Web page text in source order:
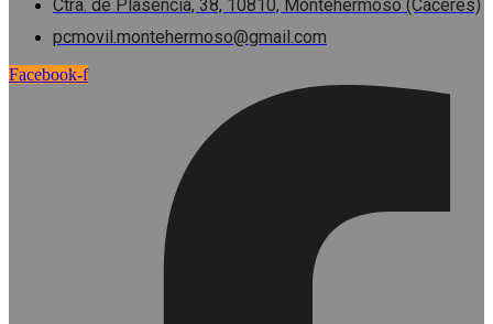
Ctra. de Plasencia, 38, 10810, Montehermoso (Cáceres)
pcmovil.montehermoso@gmail.com
Facebook-f